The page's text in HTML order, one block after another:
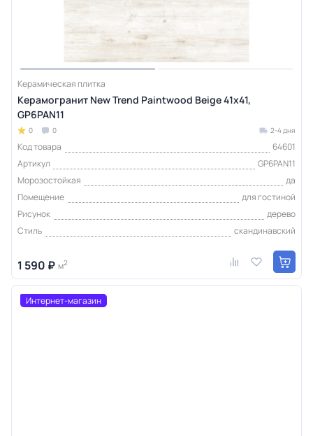
Керамическая плитка
Керамогранит New Trend Paintwood Beige 41x41,
GP6PAN11
0 0 2-4 дня
Код товара
64601
Артикул
GP6PAN11
Морозостойкая
да
Помещение
для гостиной
Рисунок
дерево
Стиль
скандинавский
1 590 ₽ м2
Интернет-магазин